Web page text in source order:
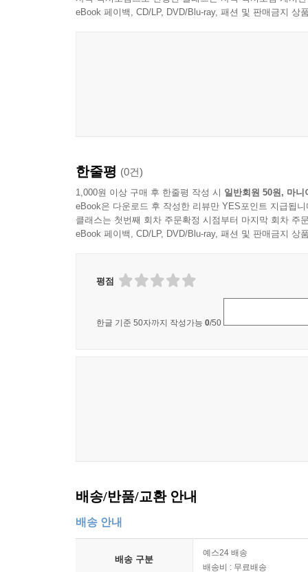
eBook 페이백, CD/LP, DVD/Blu-ray, 패션 및 판매금지 상
한줄평 (0건)
1,000원 이상 구매 후 한줄평 작성 시 일반회원 50원, 마니
eBook은 다운로드 후 작성한 리뷰만 YES포인트 지급됩니
클래스는 첫번째 회차 주문확정 시점부터 마지막 회차 주
eBook 페이백, CD/LP, DVD/Blu-ray, 패션 및 판매금지 상
평점
한글 기준 50자까지 작성가능 0/50
배송/반품/교환 안내
배송 안내
배송 구분
예스24 배송
배송비 : 무료배송